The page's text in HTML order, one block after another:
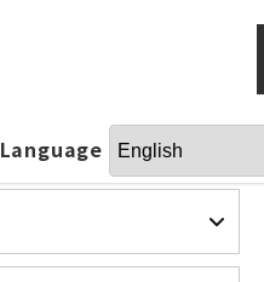
Language